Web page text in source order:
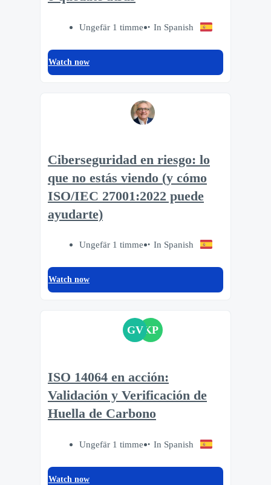
Ungefär 1 timme In Spanish
Watch now
Ciberseguridad en riesgo: lo
que no estás viendo (y cómo
ISO/IEC 27001:2022 puede
ayudarte)
Ungefär 1 timme In Spanish
Watch now
GVKP
ISO 14064 en acción:
Validación y Verificación de
Huella de Carbono
Ungefär 1 timme In Spanish
Watch now